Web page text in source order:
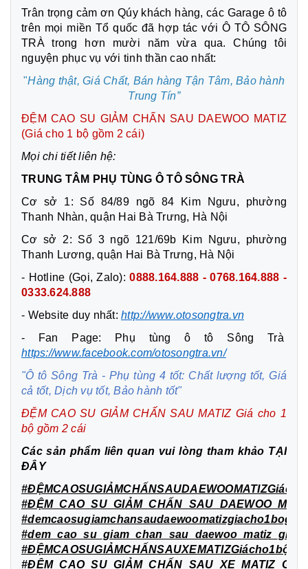
Trân trọng cảm ơn Qúy khách hàng, các Garage ô tô
trên mọi miền Tổ quốc đã hợp tác với Ô TÔ SÔNG
TRÀ trong hơn mười năm vừa qua. Chúng tôi
nguyện phục vụ với tinh thần cao nhất:
"Hàng thật, Giá Chất, Bán hàng Tận Tâm, Bảo hành
Trung Tín”
ĐỆM CAO SU GIẢM CHẤN SAU DAEWOO MATIZ
(Giá cho 1 bộ gồm 2 cái)
Mọi chi tiết liên hệ:
TRUNG TÂM PHỤ TÙNG Ô TÔ SÔNG TRÀ
Cơ sở 1: Số 84/89 ngõ 84 Kim Ngưu, phường
Thanh Nhàn, quận Hai Bà Trưng, Hà Nội
Cơ sở 2: Số 3 ngõ 121/69b Kim Ngưu, phường
Thanh Lương, quận Hai Bà Trưng, Hà Nội
- Hotline (Gọi, Zalo):0888.164.888 - 0768.164.888 -
0333.624.888
- Website duy nhất: http://www.otosongtra.vn
- Fan Page: Phụ tùng ô tô Sông Trà
https://www.facebook.com/otosongtra.vn/
"Ô tô Sông Trà - Phụ tùng 4 tốt: Chất lượng tốt, Giá
cả tốt, Dịch vụ tốt, Bảo hành tốt"
ĐỆM CAO SU GIẢM CHẤN SAU MATIZ Giá cho 1
bộ gồm 2 cái
Các sản phẩm liên quan vui lòng tham khảo TẠI
ĐÂY